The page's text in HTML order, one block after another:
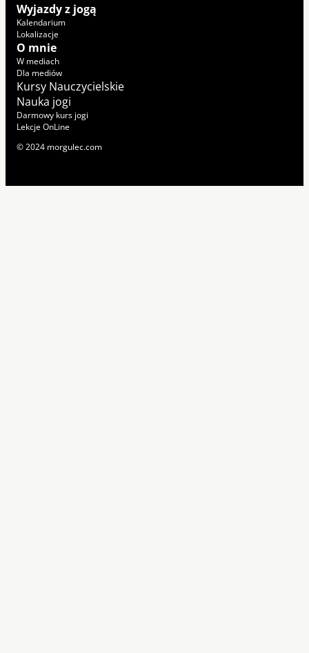
Wyjazdy z jogą
Kalendarium
Lokalizacje
O mnie
W mediach
Dla mediów
Kursy Nauczycielskie
Nauka jogi
Darmowy kurs jogi
Lekcje OnLine
© 2024 morgulec.com